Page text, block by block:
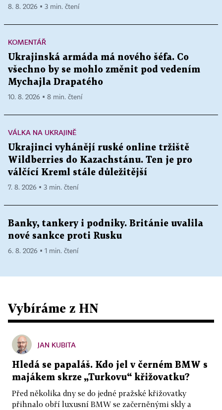
8. 8. 2026 ▪ 3 min. čtení
KOMENTÁŘ
Ukrajinská armáda má nového šéfa. Co
všechno by se mohlo změnit pod vedením
Mychajla Drapatého
10. 8. 2026 ▪ 8 min. čtení
VÁLKA NA UKRAJINĚ
Ukrajinci vyhánějí ruské online tržiště
Wildberries do Kazachstánu. Ten je pro
válčící Kreml stále důležitější
7. 8. 2026 ▪ 3 min. čtení
Banky, tankery i podniky. Británie uvalila
nové sankce proti Rusku
6. 8. 2026 ▪ 1 min. čtení
Vybíráme z HN
JAN KUBITA
Hledá se papaláš. Kdo jel v černém BMW s
majákem skrze „Turkovu“ křižovatku?
Před několika dny se do jedné pražské křižovatky
přihnalo obří luxusní BMW se začerněnými skly a